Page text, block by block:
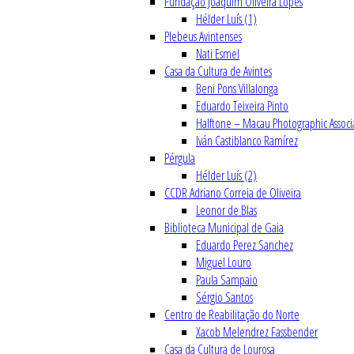
Hélder Luís (1)
Plebeus Avintenses
Nati Esmel
Casa da Cultura de Avintes
Beni Pons Villalonga
Eduardo Teixeira Pinto
Halftone – Macau Photographic
Iván Castiblanco Ramírez
Pérgula
Hélder Luís (2)
CCDR Adriano Correia de Oliveira
Leonor de Blas
Biblioteca Municipal de Gaia
Eduardo Perez Sanchez
Miguel Louro
Paula Sampaio
Sérgio Santos
Centro de Reabilitação do Norte
Xacob Melendrez Fassbender
Casa da Cultura de Lourosa